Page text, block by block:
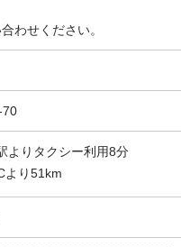
わせください。
70
よりタクシー利用8分
より51km